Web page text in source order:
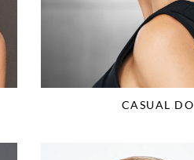
CASUAL DO